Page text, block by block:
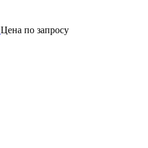
Цена по запросу